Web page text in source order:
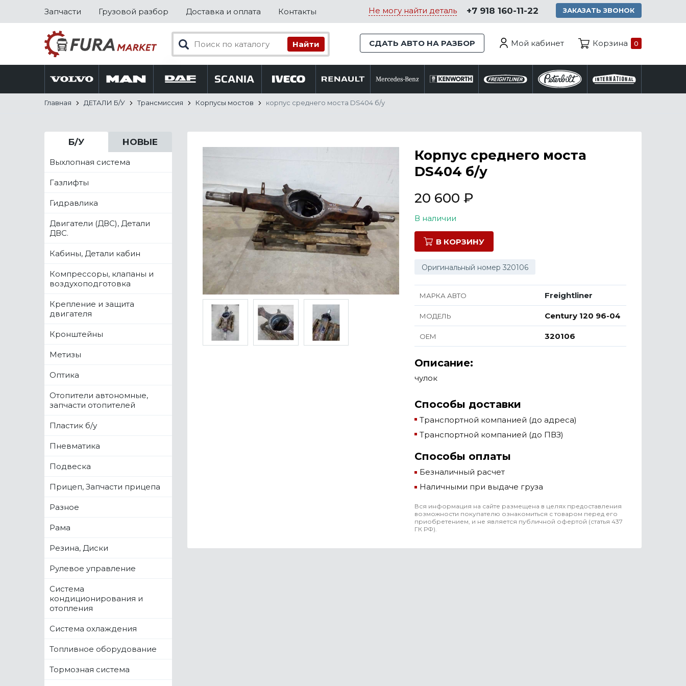
Запчасти Грузовой разбор Доставка и оплата Контакты Не могу найти деталь +7 918 160-11-22 ЗАКАЗАТЬ ЗВОНОК
СДАТЬ АВТО НА РАЗБОР Мой кабинет Корзина 0
Главная ДЕТАЛИ Б/У Трансмиссия Корпусы мостов корпус среднего моста DS404 б/у
Б/У НОВЫЕ
Выхлопная система
Газлифты
Гидравлика
Двигатели (ДВС), Детали
ДВС.
Кабины, Детали кабин
Компрессоры, клапаны и
воздухоподготовка
Крепление и защита
двигателя
Кронштейны
Метизы
Оптика
Отопители автономные,
запчасти отопителей
Пластик б/у
Пневматика
Подвеска
Прицеп, Запчасти прицепа
Разное
Рама
Резина, Диски
Рулевое управление
Система
кондиционирования и
отопления
Система охлаждения
Топливное оборудование
Тормозная система
Корпус среднего моста
DS404 б/у
20 600 ₽
В наличии
В КОРЗИНУ
Оригинальный номер 320106
МАРКА АВТО Freightliner
МОДЕЛЬ Century 120 96-04
ОЕМ 320106
Описание:
чулок
Способы доставки
Транспортной компанией (до адреса)
Транспортной компанией (до ПВЗ)
Способы оплаты
Безналичный расчет
Наличными при выдаче груза
Вся информация на сайте размещена в целях предоставления
возможности покупателю ознакомиться с товаром перед его
приобретением, и не является публичной офертой (статья 437
ГК РФ).